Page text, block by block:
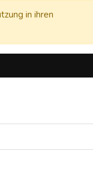
in ihren